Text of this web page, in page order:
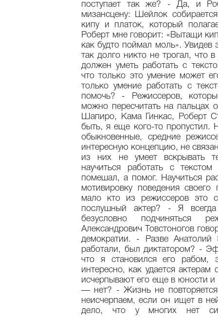
поступает так же? - Да, и
мизансцену: Шейлок
кипу и платок, который
Роберт мне говорит: «Вытащи
как будто поймал моль».
так долго никто не трогал, что
должен уметь работать с
что только это умение может
только умение работать с
помочь? - Режиссеров,
можно пересчитать на
Шапиро, Кама Гинкас, Роберт
быть, я еще кого-то пропустил.
обыкновенные, средние
интересную концепцию, не
из них не умеет вскрывать
научиться работать с
помешал, а помог. Научиться
мотивировку поведения
мало кто из режиссеров это
послушный актер? - Я
безусловно подчиняться
Александрович Товстоногов
демократии. - Разве
работали, был диктатором? -
что я становился его рабом,
интересно, как удается
исчерпывают его еще в юности и
— нет? - Жизнь не
неисчерпаем, если он ищет в
дело, что у многих нет